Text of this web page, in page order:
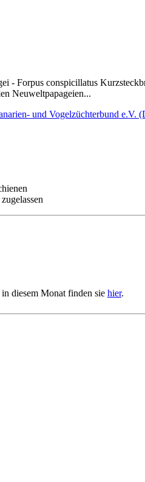
- Forpus conspicillatus
Neuweltpapageien...
diesem Monat finden sie hier.